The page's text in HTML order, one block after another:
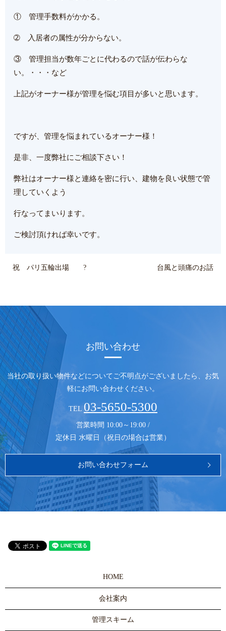
① 管理手数料がかかる。
➁ 入居者の属性が分からない。
③ 管理担当が数年ごとに代わるので話が伝わらな
い。・・・など
上記がオーナー様が管理を悩む項目が多いと思います。
ですが、管理を悩まれているオーナー様！
是非、一度弊社にご相談下さい！
弊社はオーナー様と連絡を密に行い、建物を良い状態で管
理していくよう
行なってまいります。
ご検討頂ければ幸いです。
祝 パリ五輪出場 ? 台風と頭痛のお話
お問い合わせ
当社の取り扱い物件などについてご不明点がございましたら、 お気
軽にお問い合わせください。
TEL 03-5650-5300
営業時間 10:00～19:00 /
定休日 水曜日（祝日の場合は営業）
お問い合わせフォーム
HOME
会社案内
管理スキーム